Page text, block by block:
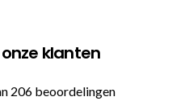
klanten
206 beoordelingen